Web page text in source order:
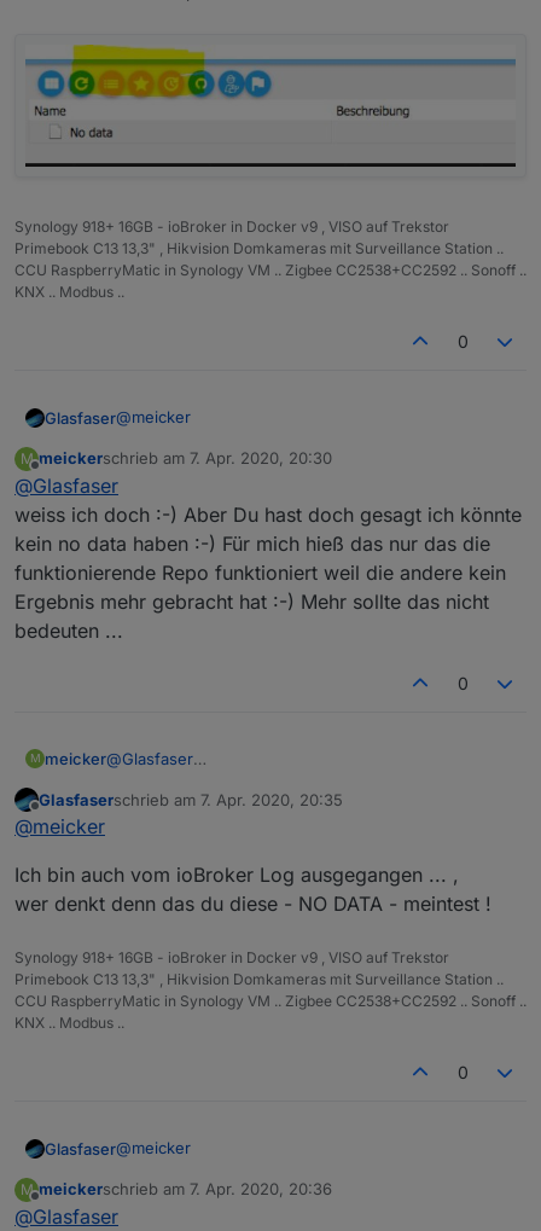
Synology 918+ 16GB - ioBroker in Docker v9 , VISO auf Trekstor
Primebook C13 13,3" , Hikvision Domkameras mit Surveillance Station ..
CCU RaspberryMatic in Synology VM .. Zigbee CC2538+CC2592 .. Sonoff ..
KNX .. Modbus ..
0
Glasfaser@meicker
Ganz leicht erklärt , nimm die Filter raus !
M
Offline
meickerschrieb am 7. Apr. 2020, 20:30
zuletzt editiert von
@Glasfaser
weiss ich doch :-) Aber Du hast doch gesagt ich könnte
kein no data haben :-) Für mich hieß das nur das die
funktionierende Repo funktioniert weil die andere kein
Ergebnis mehr gebracht hat :-) Mehr sollte das nicht
bedeuten ...
0
M meicker@Glasfaser
könnte kein no data haben :-) Für mich hieß das nur
sollte das nicht bedeuten ...
Offline
Glasfaserschrieb am 7. Apr. 2020, 20:35
zuletzt editiert von
@meicker
Ich bin auch vom ioBroker Log ausgegangen ... ,
wer denkt denn das du diese - NO DATA - meintest !
Synology 918+ 16GB - ioBroker in Docker v9 , VISO auf Trekstor
Primebook C13 13,3" , Hikvision Domkameras mit Surveillance Station ..
CCU RaspberryMatic in Synology VM .. Zigbee CC2538+CC2592 .. Sonoff ..
KNX .. Modbus ..
0
Glasfaser@meicker
Ich bin auch vom ioBroker Log ausgegangen ... ,
wer denkt denn das du diese - NO DATA - meintest !
M
Offline
meickerschrieb am 7. Apr. 2020, 20:36
zuletzt editiert von
@Glasfaser